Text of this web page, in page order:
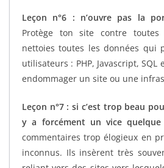
Leçon n°6 : n’ouvre pas la
Protège ton site contre toutes
nettoies toutes les données qui
utilisateurs : PHP, Javascript,
endommager un site ou une
Leçon n°7 : si c’est trop beau
y a forcément un vice
commentaires trop élogieux en
inconnus. Ils insèrent très